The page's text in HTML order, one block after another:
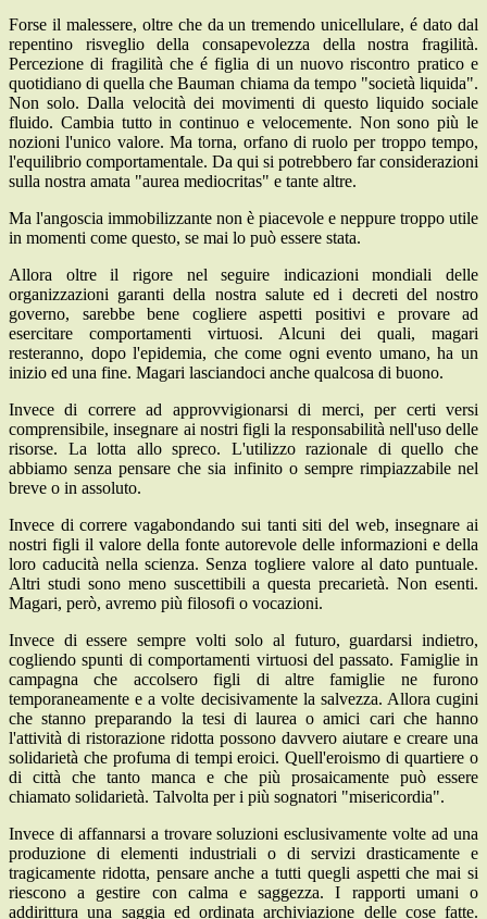
Forse il malessere, oltre che da un tremendo unicellulare, é dato dal
repentino risveglio della consapevolezza della nostra fragilità.
Percezione di fragilità che é figlia di un nuovo riscontro pratico e
quotidiano di quella che Bauman chiama da tempo "società liquida".
Non solo. Dalla velocità dei movimenti di questo liquido sociale
fluido. Cambia tutto in continuo e velocemente. Non sono più le
nozioni l'unico valore. Ma torna, orfano di ruolo per troppo tempo,
l'equilibrio comportamentale. Da qui si potrebbero far considerazioni
sulla nostra amata "aurea mediocritas" e tante altre.
Ma l'angoscia immobilizzante non è piacevole e neppure troppo utile
in momenti come questo, se mai lo può essere stata.
Allora oltre il rigore nel seguire indicazioni mondiali delle
organizzazioni garanti della nostra salute ed i decreti del nostro
governo, sarebbe bene cogliere aspetti positivi e provare ad
esercitare comportamenti virtuosi. Alcuni dei quali, magari
resteranno, dopo l'epidemia, che come ogni evento umano, ha un
inizio ed una fine. Magari lasciandoci anche qualcosa di buono.
Invece di correre ad approvvigionarsi di merci, per certi versi
comprensibile, insegnare ai nostri figli la responsabilità nell'uso delle
risorse. La lotta allo spreco. L'utilizzo razionale di quello che
abbiamo senza pensare che sia infinito o sempre rimpiazzabile nel
breve o in assoluto.
Invece di correre vagabondando sui tanti siti del web, insegnare ai
nostri figli il valore della fonte autorevole delle informazioni e della
loro caducità nella scienza. Senza togliere valore al dato puntuale.
Altri studi sono meno suscettibili a questa precarietà. Non esenti.
Magari, però, avremo più filosofi o vocazioni.
Invece di essere sempre volti solo al futuro, guardarsi indietro,
cogliendo spunti di comportamenti virtuosi del passato. Famiglie in
campagna che accolsero figli di altre famiglie ne furono
temporaneamente e a volte decisivamente la salvezza. Allora cugini
che stanno preparando la tesi di laurea o amici cari che hanno
l'attività di ristorazione ridotta possono davvero aiutare e creare una
solidarietà che profuma di tempi eroici. Quell'eroismo di quartiere o
di città che tanto manca e che più prosaicamente può essere
chiamato solidarietà. Talvolta per i più sognatori "misericordia".
Invece di affannarsi a trovare soluzioni esclusivamente volte ad una
produzione di elementi industriali o di servizi drasticamente e
tragicamente ridotta, pensare anche a tutti quegli aspetti che mai si
riescono a gestire con calma e saggezza. I rapporti umani o
addirittura una saggia ed ordinata archiviazione delle cose fatte.